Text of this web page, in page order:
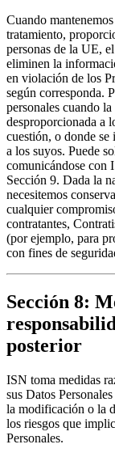
Cuando
tratamiento,
personas de la UE,
eliminen la
en violación de los
según corresponda.
personales cuando
desproporcionada a
cuestión, o donde se
a los suyos. Puede
comunicándose con
Sección 9. Dada la
necesitemos
cualquier
contratantes,
(por ejemplo, para
con fines de
Sección 8:
posterior
ISN toma medidas
sus Datos
la modificación o la
los riesgos que
Personales.